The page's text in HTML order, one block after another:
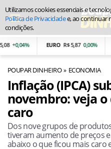
R$ 5,87 0,00%
POUPAR DINHEIRO ECONOMIA
Inflação (IPCA)
novembro: veja
caro
Dos nove grupos de
tiveram aumento de preços
abaixo o que ficou mais caro
Utilizamos cookies essenciais e
Política de Privacidadee, ao continuar
condições.